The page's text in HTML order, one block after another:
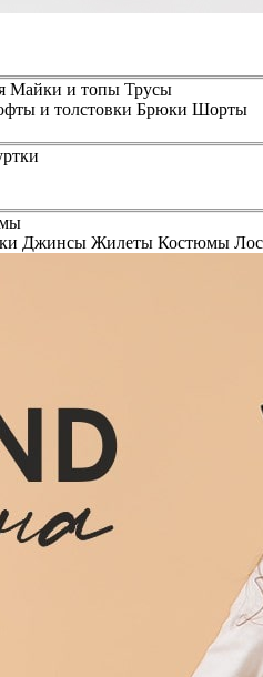
Майки и топы Трусы
и толстовки Брюки Шорты
Джинсы Жилеты Костюмы